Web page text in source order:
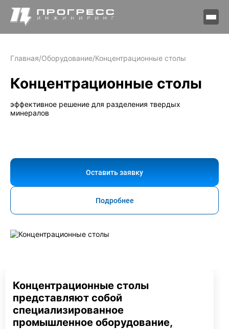
Главная/Оборудование/Концентрационные столы
Концентрационные столы
эффективное решение для разделения твердых
минералов
Оставить заявку
Подробнее
Концентрационные столы
представляют собой
специализированное
промышленное оборудование,